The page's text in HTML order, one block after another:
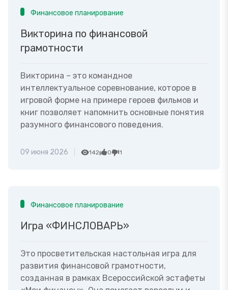
Финансовое планирование
Викторина по финансовой
грамотности
Викторина – это командное
интеллектуальное соревнование, которое в
игровой форме на примере героев фильмов и
книг позволяет напомнить основные понятия
разумного финансового поведения.
09 июня 2026 142 0 1
Финансовое планирование
Игра «ФИНСЛОВАРЬ»
Это просветительская настольная игра для
развития финансовой грамотности,
созданная в рамках Всероссийской эстафеты